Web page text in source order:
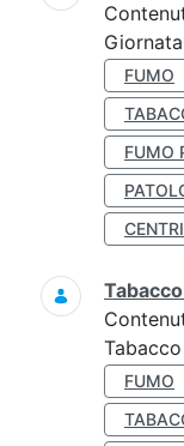
FUMO
FUMO
FUMO